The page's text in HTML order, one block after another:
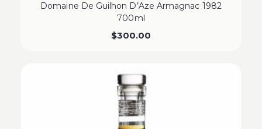
Domaine De Guilhon D’Aze Armagnac 1982
700ml
$300.00